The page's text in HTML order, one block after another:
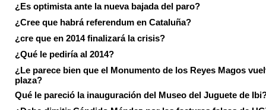
¿Es optimista ante la nueva bajada del paro?
¿Cree que habrá referendum en Cataluña?
¿cre que en 2014 finalizará la crisis?
¿Qué le pediría al 2014?
¿Le parece bien que el Monumento de los Reyes Magos
plaza?
Qué le pareció la inauguración del Museo del Juguete de